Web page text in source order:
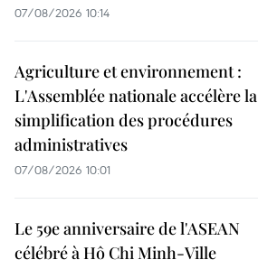
07/08/2026 10:14
Agriculture et environnement :
L'Assemblée nationale accélère la
simplification des procédures
administratives
07/08/2026 10:01
Le 59e anniversaire de l'ASEAN
célébré à Hô Chi Minh-Ville